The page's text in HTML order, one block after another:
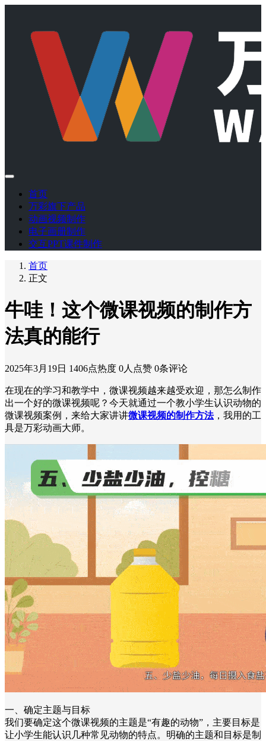
首页
万彩旗下产品
动画视频制作
电子画册制作
交互PPT课件制作
首页
正文
牛哇！这个微课视频的制作方
法真的能行
2025年3月19日 1406点热度 0人点赞 0条评论
在现在的学习和教学中，微课视频越来越受欢迎，那怎么制作
出一个好的微课视频呢？今天就通过一个教小学生认识动物的
微课视频案例，来给大家讲讲微课视频的制作方法，我用的工
具是万彩动画大师。
一、确定主题与目标
我们要确定这个微课视频的主题是“有趣的动物”，主要目标是
让小学生能认识几种常见动物的特点。明确的主题和目标是制